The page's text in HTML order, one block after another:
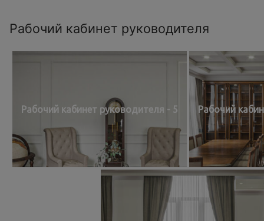
Рабочий кабинет руководителя
Рабочий кабинет руководителя - 5 Рабочий